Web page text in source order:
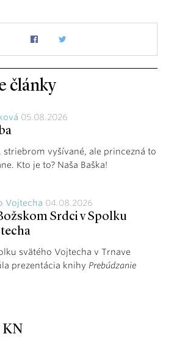
články
05.08.2026
striebrom vyšívané, ale princezná to
Kto je to? Naša Baška!
Vojtecha 04.08.2026
Srdci v Spolku
svätého Vojtecha v Trnave
prezentácia knihy Prebúdzanie